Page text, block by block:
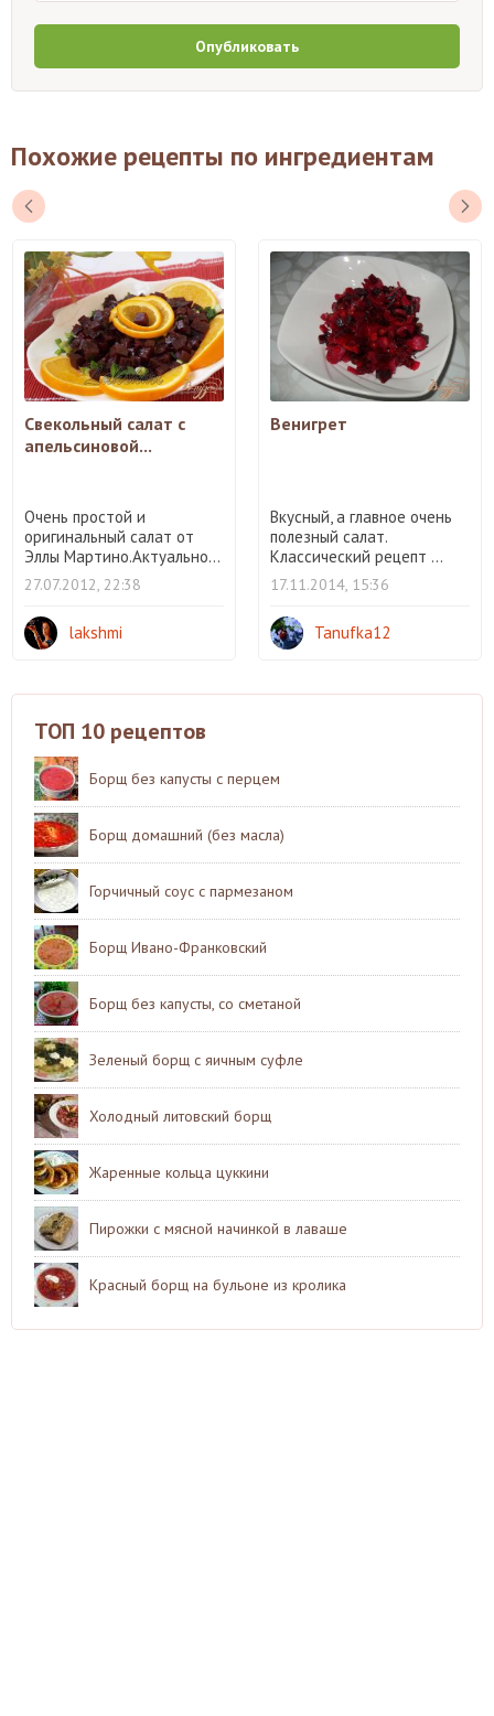
Опубликовать
Похожие рецепты по ингредиентам
Свекольный салат с
апельсиновой...
Очень простой и
оригинальный салат от
Эллы Мартино.Актуально...
27.07.2012, 22:38
lakshmi
Венигрет
Вкусный, а главное очень
полезный салат.
Классический рецепт ...
17.11.2014, 15:36
Tanufka12
ТОП 10 рецептов
Борщ без капусты с перцем
Борщ домашний (без масла)
Горчичный соус с пармезаном
Борщ Ивано-Франковский
Борщ без капусты, со сметаной
Зеленый борщ с яичным суфле
Холодный литовский борщ
Жаренные кольца цуккини
Пирожки с мясной начинкой в лаваше
Красный борщ на бульоне из кролика